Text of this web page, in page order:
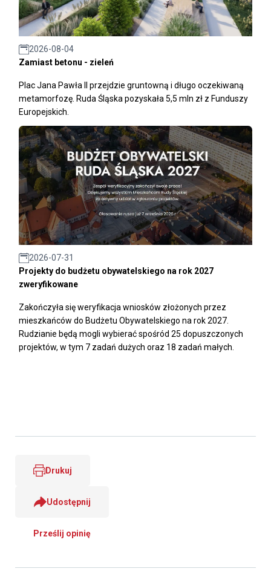
2026-08-04
Zamiast betonu - zieleń
Plac Jana Pawła II przejdzie gruntowną i długo oczekiwaną
metamorfozę. Ruda Śląska pozyskała 5,5 mln zł z Funduszy
Europejskich.
2026-07-31
Projekty do budżetu obywatelskiego na rok 2027
zweryfikowane
Zakończyła się weryfikacja wniosków złożonych przez
mieszkańców do Budżetu Obywatelskiego na rok 2027.
Rudzianie będą mogli wybierać spośród 25 dopuszczonych
projektów, w tym 7 zadań dużych oraz 18 zadań małych.
Drukuj
Udostępnij
Prześlij opinię